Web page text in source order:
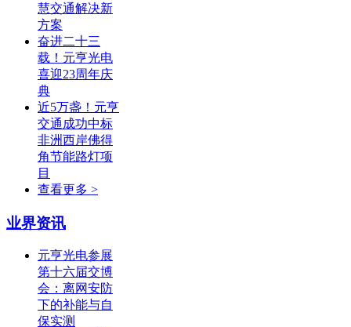
慧交通解决新
方案
奋进二十三
载！元亨光电
喜迎23周年庆
典
近5万盏！元亨
交通成功中标
非洲西岸佛得
角节能路灯项
目
查看更多 >
业界资讯
元亨光电参展
第十六届交博
会：离网安防
下的补能与自
保实测